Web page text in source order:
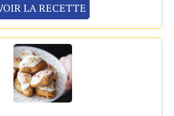
LA RECETTE